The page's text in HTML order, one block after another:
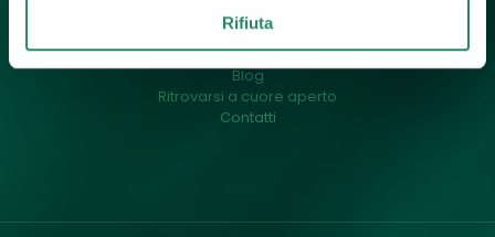
Rifiuta
Un pò di me
Cos’è il counselling
Il mio approccio
Blog
Ritrovarsi a cuore aperto
Contatti